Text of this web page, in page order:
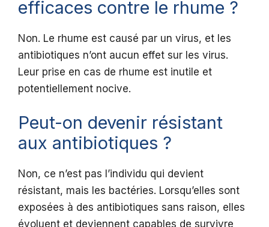
efficaces contre le rhume ?
Non. Le rhume est causé par un virus, et les
antibiotiques n’ont aucun effet sur les virus.
Leur prise en cas de rhume est inutile et
potentiellement nocive.
Peut-on devenir résistant
aux antibiotiques ?
Non, ce n’est pas l’individu qui devient
résistant, mais les bactéries. Lorsqu’elles sont
exposées à des antibiotiques sans raison, elles
évoluent et deviennent capables de survivre